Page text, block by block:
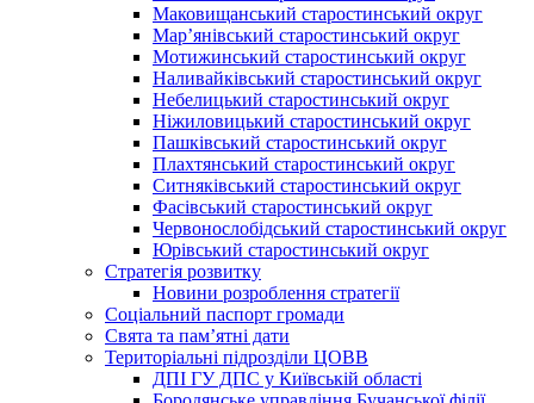
Маковищанський старостинський округ
Мар’янівський старостинський округ
Мотижинський старостинський округ
Наливайківський старостинський округ
Небелицький старостинський округ
Ніжиловицький старостинський округ
Пашківський старостинський округ
Плахтянський старостинський округ
Ситняківський старостинський округ
Фасівський старостинський округ
Червонослобідський старостинський округ
Юрівський старостинський округ
Стратегія розвитку
Новини розроблення стратегії
Соціальний паспорт громади
Свята та пам’ятні дати
Територіальні підрозділи ЦОВВ
ДПІ ГУ ДПС у Київській області